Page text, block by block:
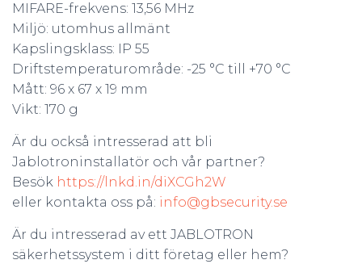
MIFARE-frekvens: 13,56 MHz
Miljö: utomhus allmänt
Kapslingsklass: IP 55
Driftstemperaturområde: -25 °C till +70 °C
Mått: 96 x 67 x 19 mm
Vikt: 170 g
Är du också intresserad att bli
Jablotroninstallatör och vår partner?
Besök https://lnkd.in/diXCGh2W
eller kontakta oss på: info@gbsecurity.se
Är du intresserad av ett JABLOTRON
säkerhetssystem i ditt företag eller hem?